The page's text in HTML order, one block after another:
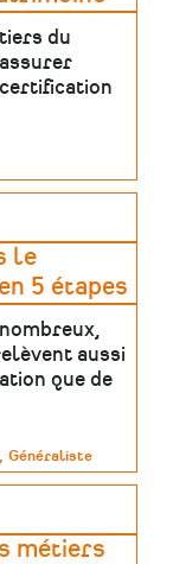
du
le
5 étapes
aussi
que de
Généraliste
métiers